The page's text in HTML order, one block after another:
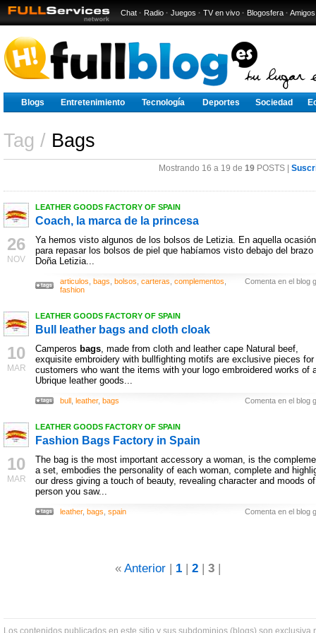
Chat · Radio · Juegos · TV en vivo · Blogosfera · Amigos
Blogs Entretenimiento Tecnología Deportes Sociedad
Tag / Bags
Mostrando 16 a 19 de 19 POSTS |
26
NOV
LEATHER GOODS FACTORY OF SPAIN
Coach, la marca de la princesa
Ya hemos visto algunos de los bolsos de Letizia. En aquella
para repasar los bolsos de piel que habíamos visto debajo del brazo
Doña Letizia...
Comenta en el blog
articulos bags bolsos carteras complementos
fashion
10
MAR
LEATHER GOODS FACTORY OF SPAIN
Bull leather bags and cloth cloak
Camperos bags, made from cloth and leather cape Natural beef,
exquisite embroidery with bullfighting motifs are exclusive pieces for
customers who want the items with your logo embroidered works of
Ubrique leather goods...
Comenta en el blog
bull leather, bags
10
MAR
LEATHER GOODS FACTORY OF SPAIN
Fashion Bags Factory in Spain
The bag is the most important accessory a woman, is the
a set, embodies the personality of each woman, complete and
our dress giving a touch of beauty, revealing character and moods
person you saw...
Comenta en el blog
leather, bags spain
« Anterior| 1| 2| 3|
Los contenidos publicados en este sitio y sus subdominios (blogs) son exclusiva